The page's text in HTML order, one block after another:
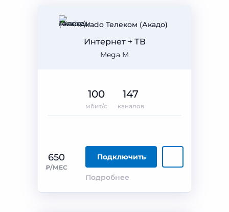
Akado Телеком (Акадо)
Mega M
Интернет + ТВ
650
₽/МЕС
Подключить
Подробнее
100
мбит/с
147
каналов